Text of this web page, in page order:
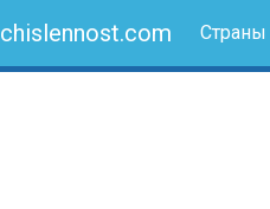
chislennost.com Страны